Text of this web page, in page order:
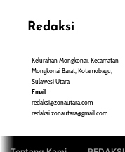
Redaksi
Kelurahan Mongkonai, Kecamatan
Mongkonai Barat, Kotamobagu,
Sulawesi Utara
Email:
redaksi@zonautara.com
redaksi.zonautara@gmail.com